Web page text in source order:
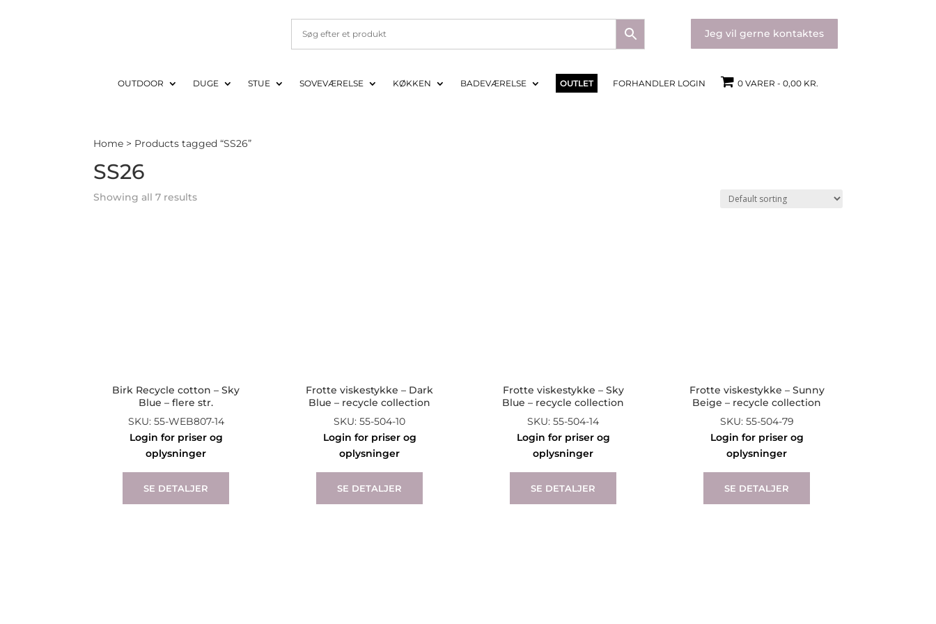
Jeg vil gerne kontaktes
OUTDOOR DUGE STUE SOVEVÆRELSE KØKKEN BADEVÆRELSE OUTLET FORHANDLER LOGIN 0 VARER 0,00 KR.
Home > Products tagged “SS26”
SS26
Showing all 7 results
Birk Recycle cotton – Sky
Blue – flere str.
SKU: 55-WEB807-14
Login for priser og
oplysninger
SE DETALJER
Frotte viskestykke – Dark
Blue – recycle collection
SKU: 55-504-10
Login for priser og
oplysninger
SE DETALJER
Frotte viskestykke – Sky
Blue – recycle collection
SKU: 55-504-14
Login for priser og
oplysninger
SE DETALJER
Frotte viskestykke – Sunny
Beige – recycle collection
SKU: 55-504-79
Login for priser og
oplysninger
SE DETALJER